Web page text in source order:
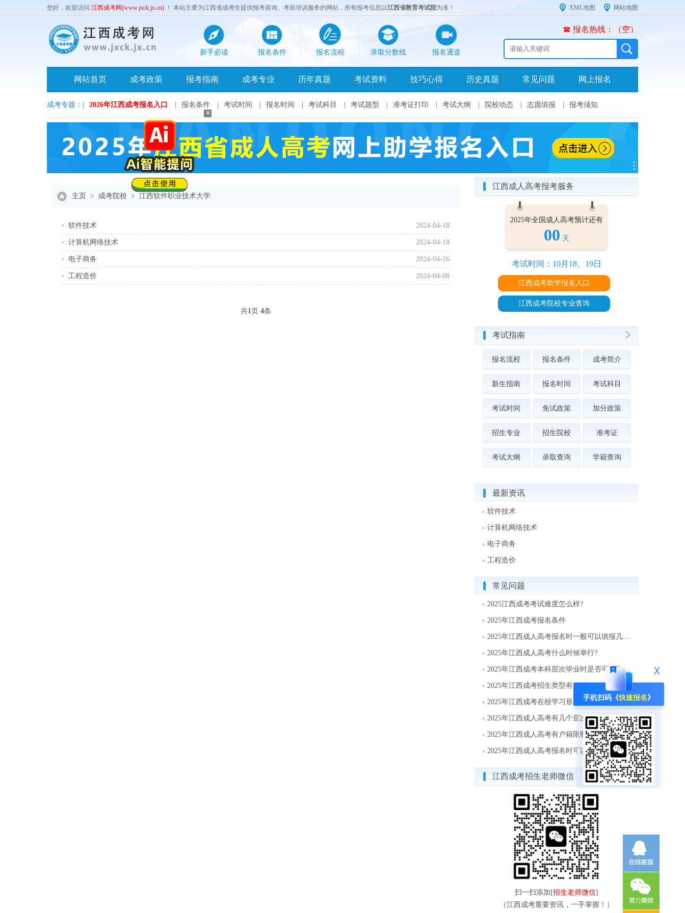
您好，欢迎访问 江西成考网(www.jxck.jx.cn) ！ 本站主要为江西省成考生提供报考咨询、考前培训服务的网站，所有报考信息以江西省教育考试院为准！ 网站地图
XML地图
新手必读 报名条件 报名流程 录取分数线 报名通道
☎ 报名热线：（空）
网站首页 成考政策 报考指南 成考专业 历年真题 考试资料 技巧心得 历史真题 常见问题 网上报名
成考专题： 2026年江西成考报名入口 报名条件 考试时间 报名时间 考试科目 考试题型 准考证打印 考试大纲 院校动态 志愿填报 报考须知
主页 > 成考院校 > 江西软件职业技术大学
2024-04-18
软件技术
2024-04-18
计算机网络技术
2024-04-16
电子商务
2024-04-08
工程造价
共1页 4条
江西成人高考报考服务
2025年全国成人高考预计还有
00 天
考试时间：10月18、19日
江西成考助学报名入口
江西成考院校专业查询
考试指南
报名流程 报名条件 成考简介
新生指南 报名时间 考试科目
考试时间 免试政策 加分政策
招生专业 招生院校 准考证
考试大纲 录取查询 学籍查询
最新资讯
软件技术
计算机网络技术
电子商务
工程造价
常见问题
2025江西成考考试难度怎么样?
2025年江西成考报名条件
2025年江西成人高考报名时一般可以填报几个志愿?
2025年江西成人高考什么时候举行?
2025年江西成考本科层次毕业时是否可以取得学士学位?
2025年江西成考招生类型有哪些?
2025年江西成考在校学习形式有哪几种方式?
2025年江西成人高考有几个层次?
2025年江西成人高考有户籍限制吗?
2025年江西成人高考报名时可以填报几个志愿?
江西成考招生老师微信
扫一扫添加[招生老师微信]
（江西成考重要资讯，一手掌握！）
×
手机扫码《快速报名》